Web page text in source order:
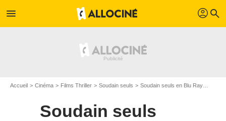
menu profil search
Accueil Cinéma Films Thriller Soudain seuls Soudain seuls en Blu Ray
Soudain seuls